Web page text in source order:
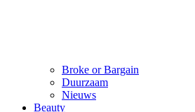
Broke or Bargain
Duurzaam
Nieuws
Beauty